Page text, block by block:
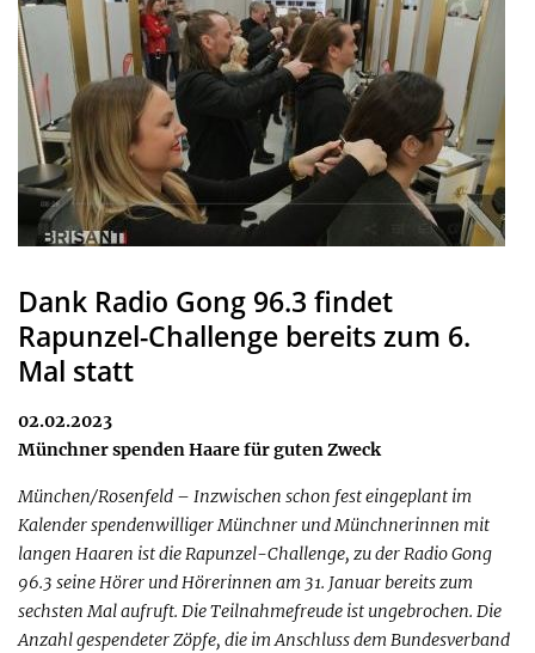
Dank Radio Gong 96.3 findet
Rapunzel-Challenge bereits zum 6.
Mal statt
02.02.2023
Münchner spenden Haare für guten Zweck
München/Rosenfeld – Inzwischen schon fest eingeplant im
Kalender spendenwilliger Münchner und Münchnerinnen mit
langen Haaren ist die Rapunzel-Challenge, zu der Radio Gong
96.3 seine Hörer und Hörerinnen am 31. Januar bereits zum
sechsten Mal aufruft. Die Teilnahmefreude ist ungebrochen. Die
Anzahl gespendeter Zöpfe, die im Anschluss dem Bundesverband